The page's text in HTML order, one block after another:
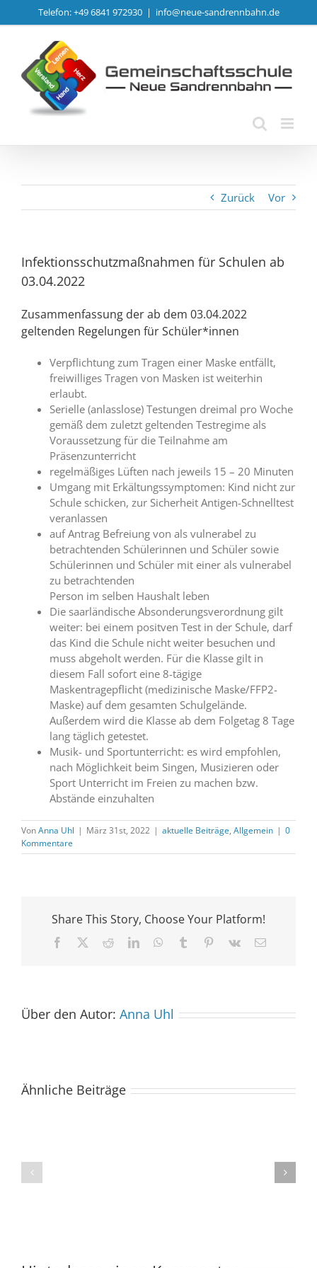
Inhalt
Telefon: +49 6841 972930 | info@neue-sandrennbahn.de
Zurück Vor
Infektionsschutzmaßnahmen für Schulen ab
03.04.2022
Zusammenfassung der ab dem 03.04.2022
geltenden Regelungen für Schüler*innen
Verpflichtung zum Tragen einer Maske entfällt,
freiwilliges Tragen von Masken ist weiterhin
erlaubt.
Serielle (anlasslose) Testungen dreimal pro Woche
gemäß dem zuletzt geltenden Testregime als
Voraussetzung für die Teilnahme am
Präsenzunterricht
regelmäßiges Lüften nach jeweils 15 – 20 Minuten
Umgang mit Erkältungssymptomen: Kind nicht zur
Schule schicken, zur Sicherheit Antigen-Schnelltest
veranlassen
auf Antrag Befreiung von als vulnerabel zu
betrachtenden Schülerinnen und Schüler sowie
Schülerinnen und Schüler mit einer als vulnerabel
zu betrachtenden
Person im selben Haushalt leben
Die saarländische Absonderungsverordnung gilt
weiter: bei einem positven Test in der Schule, darf
das Kind die Schule nicht weiter besuchen und
muss abgeholt werden. Für die Klasse gilt in
diesem Fall sofort eine 8-tägige
Maskentragepflicht (medizinische Maske/FFP2-
Maske) auf dem gesamten Schulgelände.
Außerdem wird die Klasse ab dem Folgetag 8 Tage
lang täglich getestet.
Musik- und Sportunterricht: es wird empfohlen,
nach Möglichkeit beim Singen, Musizieren oder
Sport Unterricht im Freien zu machen bzw.
Abstände einzuhalten
VonAnna Uhl | März 31st, 2022 | aktuelle Beiträge, Allgemein | 0
Kommentare
Share This Story, Choose Your Platform!
Facebook RedditLinkedInWhatsApp
Tumblr Pinterest
Vk
E-
Über den Autor: Anna Uhl
Ähnliche Beiträge
begeistert
Publikum